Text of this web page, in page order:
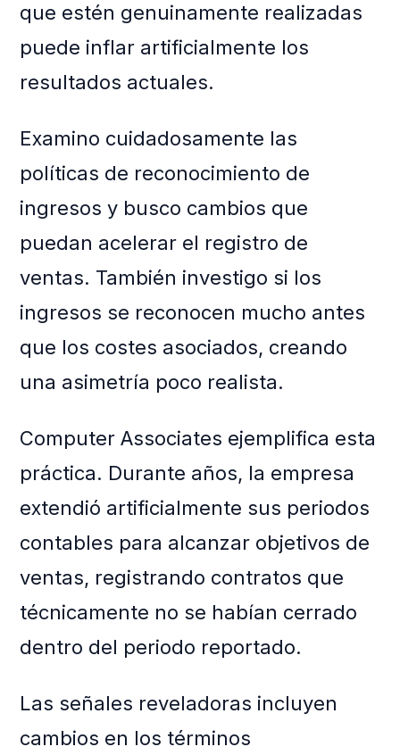
que estén genuinamente realizadas
puede inflar artificialmente los
resultados actuales.
Examino cuidadosamente las
políticas de reconocimiento de
ingresos y busco cambios que
puedan acelerar el registro de
ventas. También investigo si los
ingresos se reconocen mucho antes
que los costes asociados, creando
una asimetría poco realista.
Computer Associates ejemplifica esta
práctica. Durante años, la empresa
extendió artificialmente sus periodos
contables para alcanzar objetivos de
ventas, registrando contratos que
técnicamente no se habían cerrado
dentro del periodo reportado.
Las señales reveladoras incluyen
cambios en los términos